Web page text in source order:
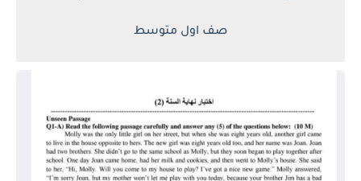
صف اول متوسط